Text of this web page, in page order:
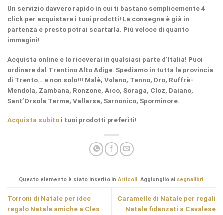
Un servizio davvero rapido in cui ti bastano semplicemente 4
click per acquistare i tuoi prodotti! La consegna è già in
partenza e presto potrai scartarla. Più veloce di quanto
immagini!
Acquista online e lo riceverai in qualsiasi parte d’Italia! Puoi
ordinare dal Trentino Alto Adige. Spediamo in tutta la provincia
di Trento… e non solo!!! Malè, Volano, Tenno, Dro, Ruffrè-
Mendola, Zambana, Ronzone, Arco, Soraga, Cloz, Daiano,
Sant’Orsola Terme, Vallarsa, Sarnonico, Sporminore.
Acquista subito i tuoi prodotti preferiti!
Questo elemento è stato inserito in Articoli. Aggiungilo ai segnalibri.
Torroni di Natale per idee
regalo Natale amiche a Cles
Caramelle di Natale per regali
Natale fidanzati a Cavalese